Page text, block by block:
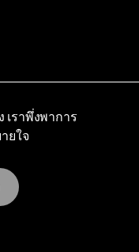
ราพึ่งพาการ
ยใจ